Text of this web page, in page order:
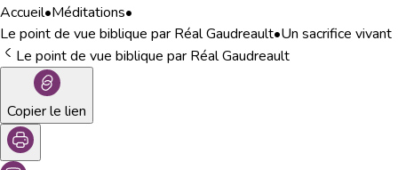
Accueil•Méditations•
Le point de vue biblique par Réal Gaudreault•Un sacrifice vivant
Le point de vue biblique par Réal Gaudreault
Copier le lien